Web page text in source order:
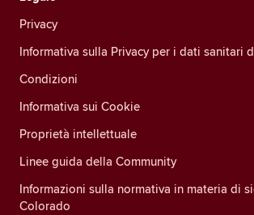
Privacy
Informativa sulla Privacy per i dati sanitari
Condizioni
Informativa sui Cookie
Proprietà intellettuale
Linee guida della Community
Informazioni sulla normativa in materia di
Colorado